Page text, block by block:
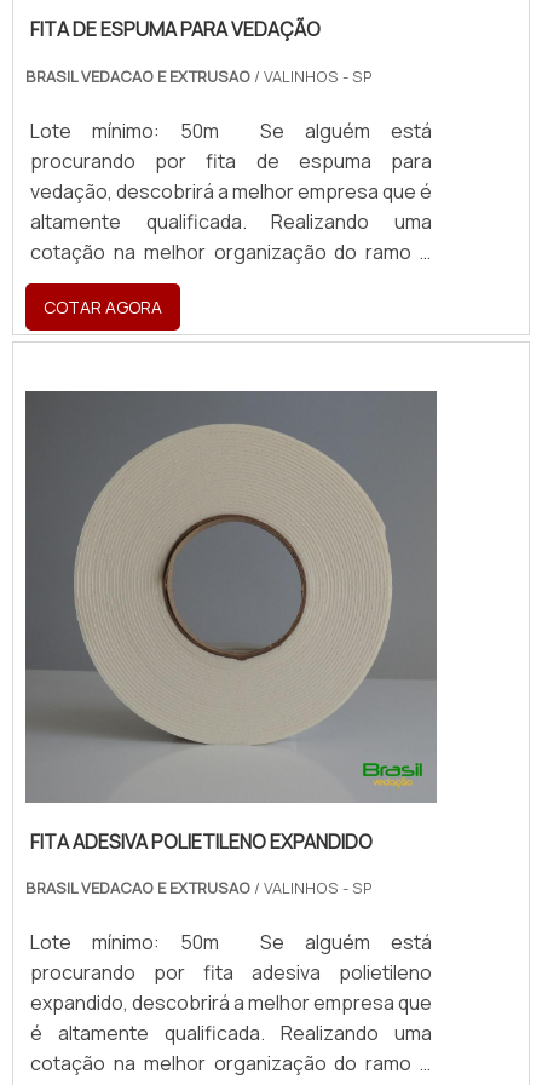
FITA DE ESPUMA PARA VEDAÇÃO
BRASIL VEDACAO E EXTRUSAO / VALINHOS - SP
Lote mínimo: 50m Se alguém está
procurando por fita de espuma para
vedação, descobrirá a melhor empresa que é
altamente qualificada. Realizando uma
cotação na melhor organização do ramo e
descobrindo a maior referência de qualidade
da área de atuação. MAIS SOBRE FITA DE
ESPUMA PARA VEDAÇÃO Quem precisa de
site da Brasil Vedação. É possível encontrar
borrachas fa...
COTAR AGORA
FITA ADESIVA POLIETILENO EXPANDIDO
BRASIL VEDACAO E EXTRUSAO / VALINHOS - SP
Lote mínimo: 50m Se alguém está
procurando por fita adesiva polietileno
expandido, descobrirá a melhor empresa que
é altamente qualificada. Realizando uma
cotação na melhor organização do ramo e